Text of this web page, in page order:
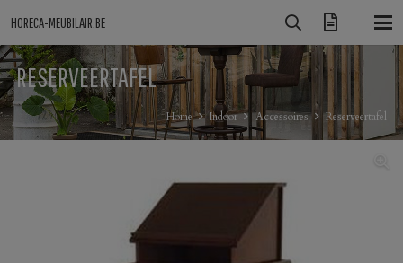
HORECA-MEUBILAIR.BE
RESERVEERTAFEL
Home Indoor Accessoires Reserveertafel